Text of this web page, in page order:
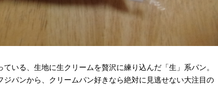
いる、生地に生クリームを贅沢に練り込んだ「生」系パン。
ジパンから、クリームパン好きなら絶対に見逃せない大注目の